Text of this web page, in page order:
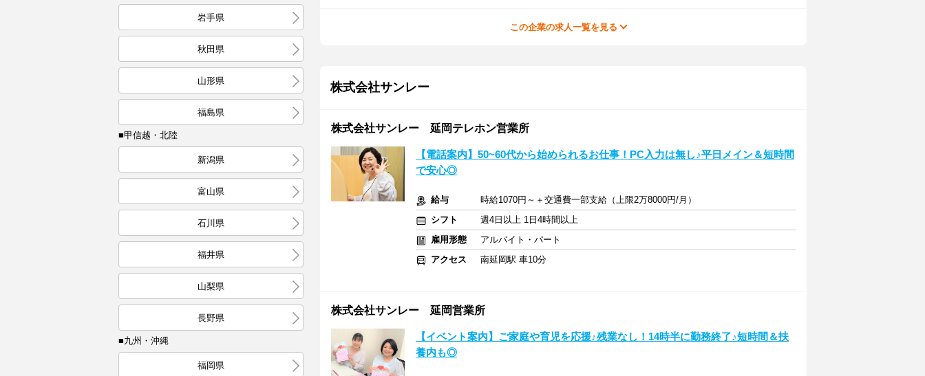
岩手県
秋田県
山形県
福島県
■甲信越・北陸
新潟県
富山県
石川県
福井県
山梨県
長野県
■九州・沖縄
福岡県
この企業の求人一覧を見る
株式会社サンレー
株式会社サンレー 延岡テレホン営業所
【電話案内】50~60代から始められるお仕事！PC入力は無し♪平日メイン＆短時間
で安心◎
給与
時給1070円～＋交通費一部支給（上限2万8000円/月）
シフト
週4日以上 1日4時間以上
雇用形態
アルバイト・パート
アクセス
南延岡駅 車10分
株式会社サンレー 延岡営業所
【イベント案内】ご家庭や育児を応援♪残業なし！14時半に勤務終了♪短時間＆扶
養内も◎